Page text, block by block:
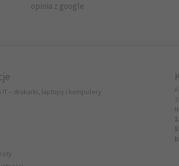
opinia z google
IT – drukarki, laptopy i komputery